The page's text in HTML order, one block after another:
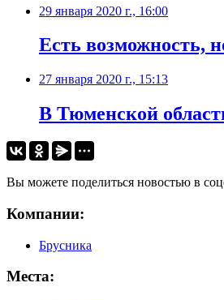
29 января 2020 г., 16:00
Есть возможность,
27 января 2020 г., 15:13
В Тюменской
Вы можете поделиться новостью в
Компании:
Брусника
Места: